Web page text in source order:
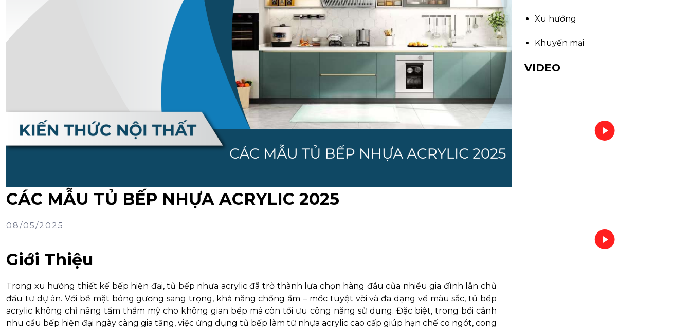
CÁC MẪU TỦ BẾP NHỰA ACRYLIC 2025
08/05/2025
Giới Thiệu
Trong xu hướng thiết kế bếp hiện đại, tủ bếp nhựa acrylic đã trở thành lựa chọn hàng đầu của nhiều gia đình lẫn chủ
đầu tư dự án. Với bề mặt bóng gương sang trọng, khả năng chống ẩm – mốc tuyệt vời và đa dạng về màu sắc, tủ bếp
acrylic không chỉ nâng tầm thẩm mỹ cho không gian bếp mà còn tối ưu công năng sử dụng. Đặc biệt, trong bối cảnh
nhu cầu bếp hiện đại ngày càng gia tăng, việc ứng dụng tủ bếp làm từ nhựa acrylic cao cấp giúp hạn chế co ngót, cong
Xu hướng
Khuyến mại
VIDEO